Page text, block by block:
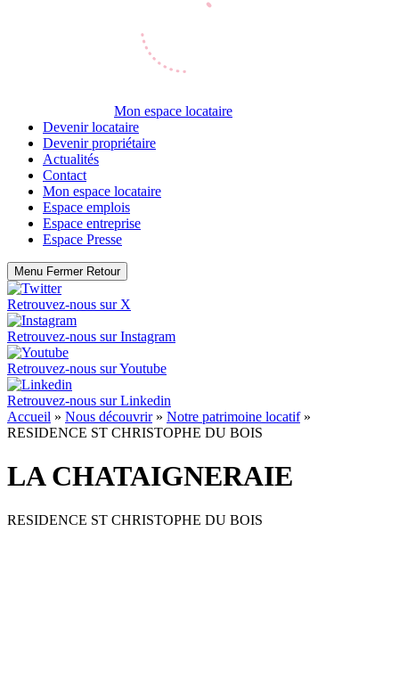
Mon espace locataire
Devenir locataire
Devenir propriétaire
Actualités
Contact
Mon espace locataire
Espace emplois
Espace entreprise
Espace Presse
Menu Fermer Retour
Retrouvez-nous sur X
Retrouvez-nous surInstagram
Retrouvez-nous surYoutube
Retrouvez-nous surLinkedin
Accueil » Nous découvrir» Notre patrimoine locatif»
RESIDENCE ST CHRISTOPHE DU BOIS
LA CHATAIGNERAIE
RESIDENCE ST CHRISTOPHE DU BOIS